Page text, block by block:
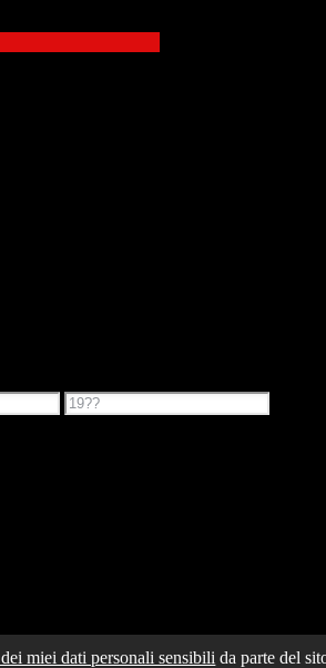
miei dati personali sensibili da parte del